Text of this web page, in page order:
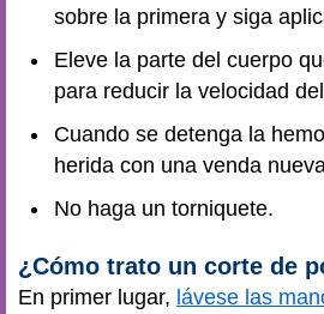
sobre la primera y siga
Eleve la parte del cuerpo
para reducir la velocidad
Cuando se detenga la
herida con una venda
No haga un torniquete.
¿Cómo trato un corte de
En primer lugar, lávese las